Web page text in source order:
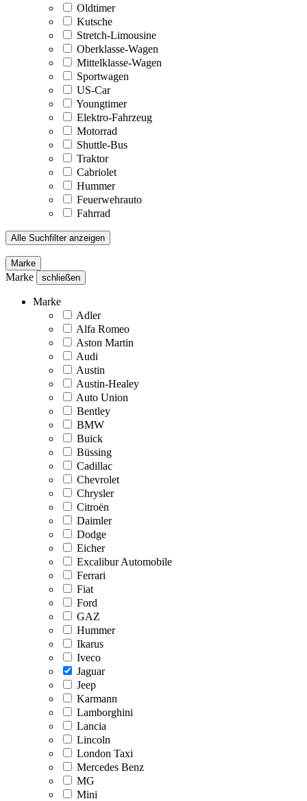
Oldtimer
Kutsche
Stretch-Limousine
Oberklasse-Wagen
Mittelklasse-Wagen
Sportwagen
US-Car
Youngtimer
Elektro-Fahrzeug
Motorrad
Shuttle-Bus
Traktor
Cabriolet
Hummer
Feuerwehrauto
Fahrrad
Alle Suchfilter anzeigen
Marke
Marke schließen
Marke
Adler
Alfa Romeo
Aston Martin
Audi
Austin
Austin-Healey
Auto Union
Bentley
BMW
Buick
Büssing
Cadillac
Chevrolet
Chrysler
Citroën
Daimler
Dodge
Eicher
Excalibur Automobile
Ferrari
Fiat
Ford
GAZ
Hummer
Ikarus
Iveco
Jaguar
Jeep
Karmann
Lamborghini
Lancia
Lincoln
London Taxi
Mercedes Benz
MG
Mini